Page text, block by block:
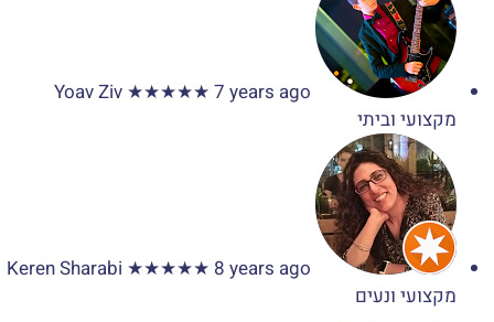
Yoav Ziv ★★★★★ 7 years ago
מקצועי וביתי
Keren Sharabi ★★★★★ 8 years ago
מקצועי ונעים